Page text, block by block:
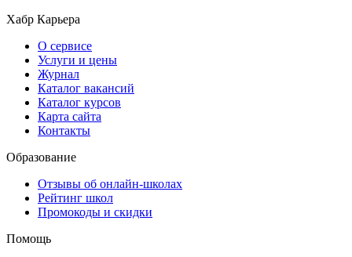
Хабр Карьера
О сервисе
Услуги и цены
Журнал
Каталог вакансий
Каталог курсов
Карта сайта
Контакты
Образование
Отзывы об онлайн-школах
Рейтинг школ
Промокоды и скидки
Помощь